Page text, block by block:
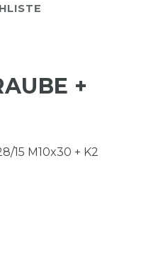
+
15 M10x30 + K2